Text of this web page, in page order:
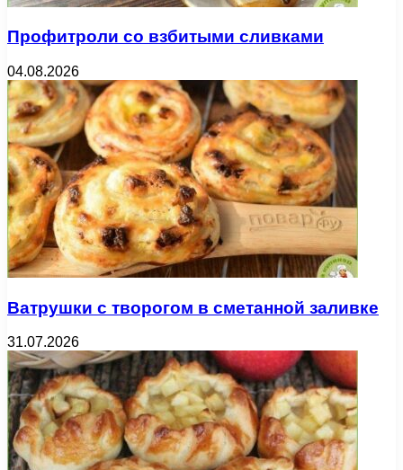
Профитроли со взбитыми сливками
04.08.2026
Ватрушки с творогом в сметанной заливке
31.07.2026